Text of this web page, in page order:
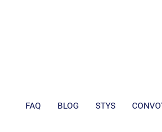
FAQ BLOG STYS